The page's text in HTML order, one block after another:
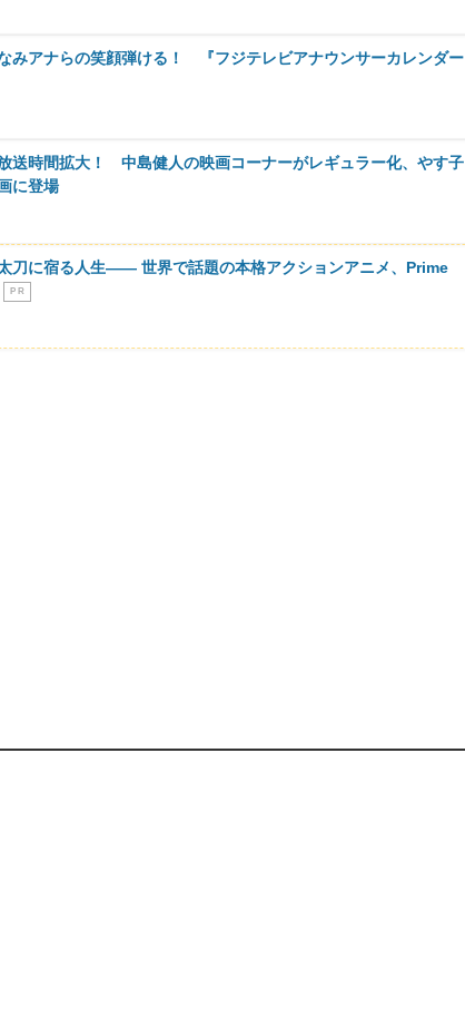
みアナらの笑顔弾ける！ 『フジテレビアナウンサーカレンダー
放送時間拡大！ 中島健人の映画コーナーがレギュラー化、やす子
に登場
刀に宿る人生―― 世界で話題の本格アクションアニメ、Prime
P R